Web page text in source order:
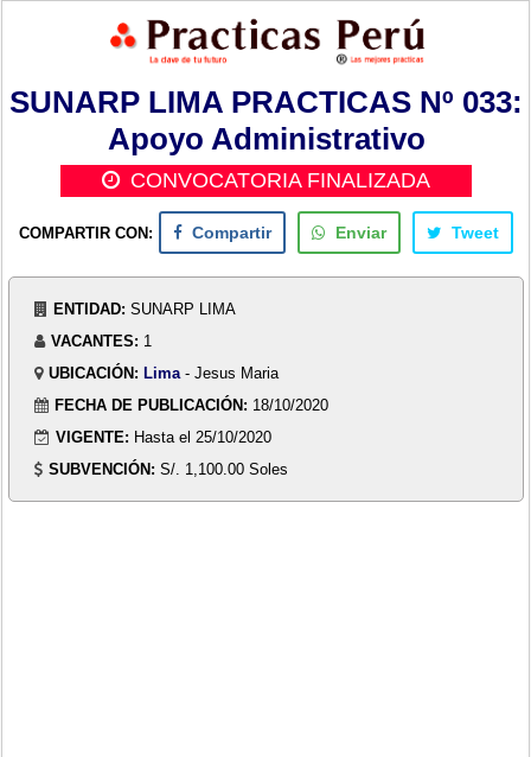
SUNARP LIMA PRACTICAS Nº 033:
Apoyo Administrativo
CONVOCATORIA FINALIZADA
COMPARTIR CON: Compartir Enviar Tweet
ENTIDAD: SUNARP LIMA
VACANTES: 1
UBICACIÓN: Lima - Jesus Maria
FECHA DE PUBLICACIÓN: 18/10/2020
VIGENTE: Hasta el 25/10/2020
SUBVENCIÓN: S/. 1,100.00 Soles